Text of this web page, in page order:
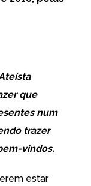
que
num
trazer
vindos.
estar